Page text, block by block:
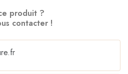
produit ?
contacter !